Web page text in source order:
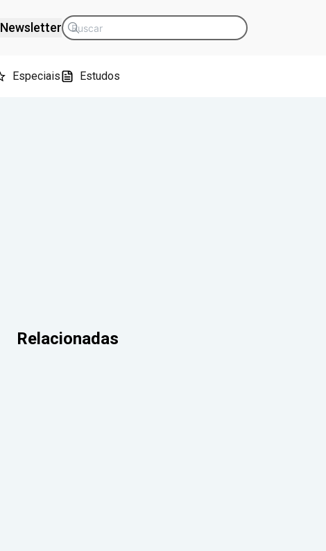
Newsletter
Especiais Estudos
Relacionadas